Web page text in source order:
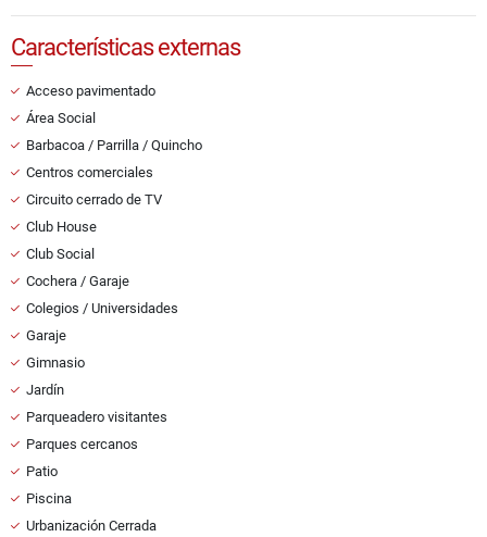
Características externas
Acceso pavimentado
Área Social
Barbacoa / Parrilla / Quincho
Centros comerciales
Circuito cerrado de TV
Club House
Club Social
Cochera / Garaje
Colegios / Universidades
Garaje
Gimnasio
Jardín
Parqueadero visitantes
Parques cercanos
Patio
Piscina
Urbanización Cerrada